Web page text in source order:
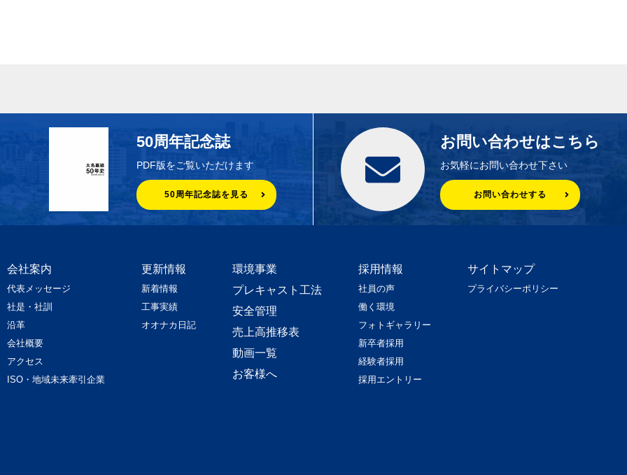
50周年記念誌
PDF版をご覧いただけます
50周年記念誌を見る
お問い合わせはこちら
お気軽にお問い合わせ下さい
お問い合わせする
会社案内
代表メッセージ
社是・社訓
沿革
会社概要
アクセス
ISO・地域未来牽引企業
更新情報
新着情報
工事実績
オオナカ日記
環境事業
プレキャスト工法
安全管理
売上高推移表
動画一覧
お客様へ
採用情報
社員の声
働く環境
フォトギャラリー
新卒者採用
経験者採用
採用エントリー
サイトマップ
プライバシーポリシー